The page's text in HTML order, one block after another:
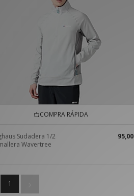
COMPRA RÁPIDA
Sudadera 1/2
Wavertree
1